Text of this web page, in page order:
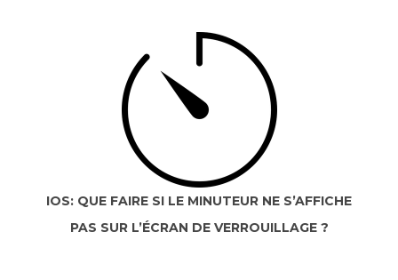
IOS: QUE FAIRE SI LE MINUTEUR NE S’AFFICHE
PAS SUR L’ÉCRAN DE VERROUILLAGE ?